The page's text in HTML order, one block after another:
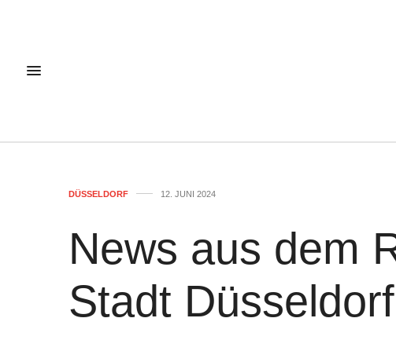
DÜSSELDORF 12. JUNI 2024
News aus dem
Stadt Düsseldorf